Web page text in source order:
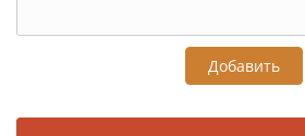
Добавить